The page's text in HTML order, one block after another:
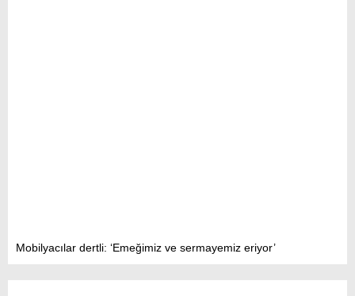
Mobilyacılar dertli: ‘Emeğimiz ve sermayemiz eriyor’